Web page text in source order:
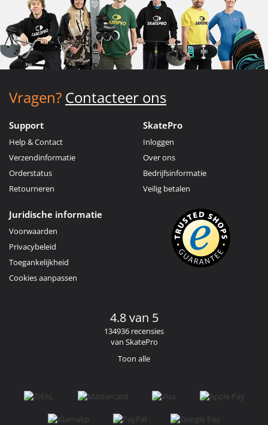
Vragen? Contacteer ons
Support
Help & Contact
Verzendinformatie
Orderstatus
Retourneren
SkatePro
Inloggen
Over ons
Bedrijfsinformatie
Veilig betalen
Juridische informatie
Voorwaarden
Privacybeleid
Toegankelijkheid
Cookies aanpassen
4.8 van 5
134936 recensies
van SkatePro
Toon alle